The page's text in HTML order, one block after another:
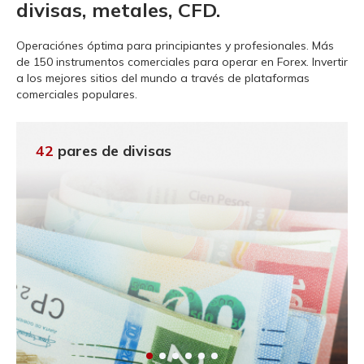
divisas, metales, CFD.
Operaciónes óptima para principiantes y profesionales. Más
de 150 instrumentos comerciales para operar en Forex. Invertir
a los mejores sitios del mundo a través de plataformas
comerciales populares.
42 pares de divisas